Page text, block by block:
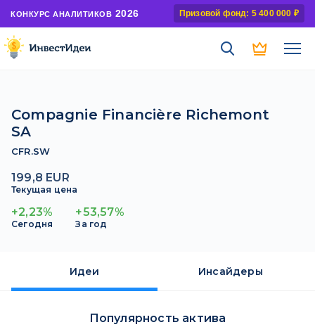
КОНКУРС АНАЛИТИКОВ 2026 Призовой фонд: 5 400 000 ₽
Compagnie Financière Richemont
SA
CFR.SW
199,8 EUR
Текущая цена
+2,23%
Сегодня
+53,57%
За год
Идеи Инсайдеры
Популярность актива